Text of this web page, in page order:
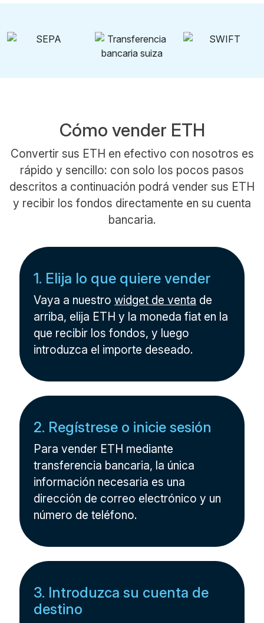
Cómo vender ETH
Convertir sus ETH en efectivo con nosotros es
rápido y sencillo: con solo los pocos pasos
descritos a continuación podrá vender sus ETH
y recibir los fondos directamente en su cuenta
bancaria.
1. Elija lo que quiere vender
Vaya a nuestrowidget de venta de
arriba, elija ETH y la moneda fiat en la
que recibir los fondos, y luego
introduzca el importe deseado.
2. Regístrese o inicie sesión
Para vender ETH mediante
transferencia bancaria, la única
información necesaria es una
dirección de correo electrónico y un
número de teléfono.
3. Introduzca su cuenta de
destino